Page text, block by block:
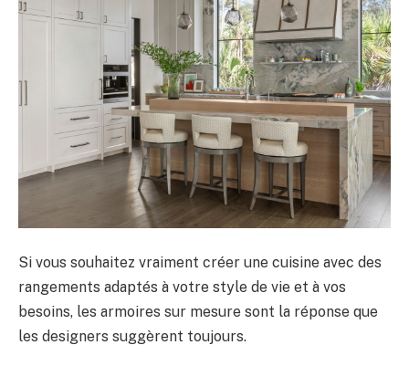
Si vous souhaitez vraiment créer une cuisine avec des
rangements adaptés à votre style de vie et à vos
besoins, les armoires sur mesure sont la réponse que
les designers suggèrent toujours.